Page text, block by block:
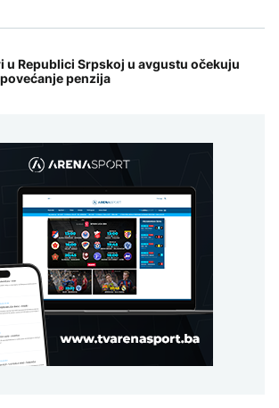
u Republici Srpskoj u avgustu očekuju
penzija